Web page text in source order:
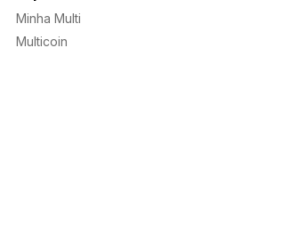
Minha Multi
Multicoin